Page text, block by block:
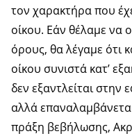
τον χαρακτήρα που
οίκου. Εάν θέλαμε να
όρους, θα λέγαμε ότι
οίκου συνιστά κατ’
δεν εξαντλείται στην
αλλά
πράξη βεβήλωσης,